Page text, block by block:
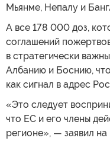
Мьянме, Непалу и
А все 178 000 доз,
соглашений
в стратегически
Албанию и Боснию,
как сигнал в адрес
«Это следует
что ЕС и его члены
регионе», — заявил